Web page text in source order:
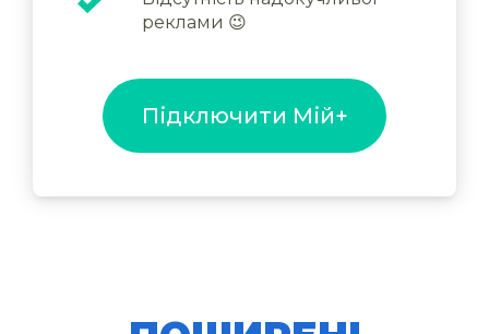
реклами 😉
Підключити Мій+